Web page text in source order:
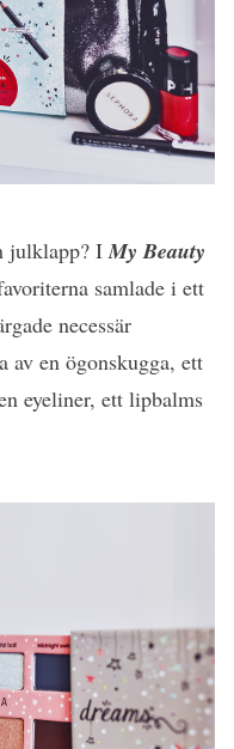
julklapp? I My Beauty
samlade i ett
necessär
en ögonskugga, ett
eyeliner, ett lipbalms